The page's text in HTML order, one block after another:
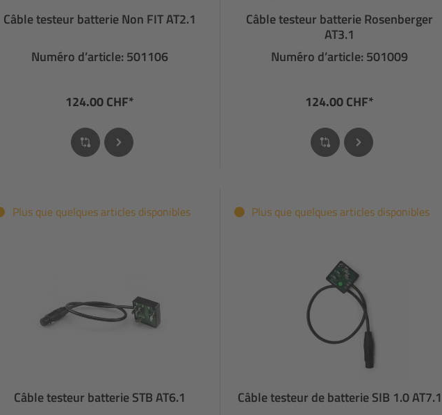
Câble testeur batterie Non FIT AT2.1
Numéro d’article: 501106
124.00 CHF*
Câble testeur batterie Rosenberger
AT3.1
Numéro d’article: 501009
124.00 CHF*
Plus que quelques articles disponibles
Câble testeur batterie STB AT6.1
Plus que quelques articles disponibles
Câble testeur de batterie SIB 1.0 AT7.1